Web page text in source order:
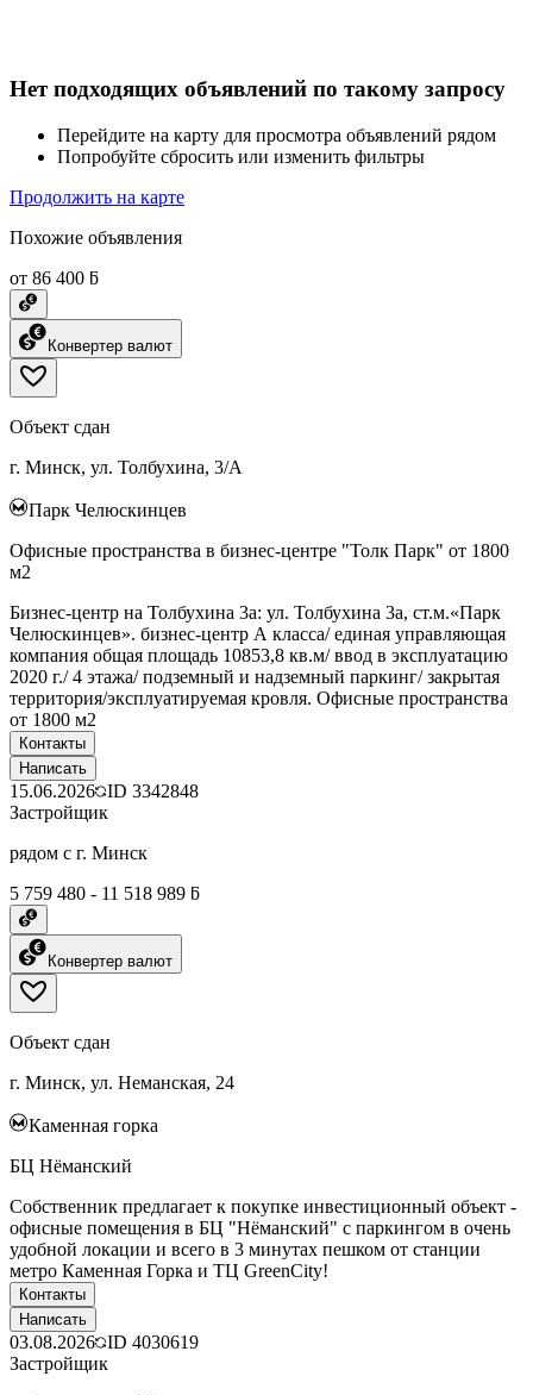
Нет подходящих объявлений по такому запросу
Перейдите на карту для просмотра объявлений рядом
Попробуйте сбросить или изменить фильтры
Продолжить на карте
Похожие объявления
от 86 400 ƃ
Конвертер валют
Объект сдан
г. Минск, ул. Толбухина, 3/А
Парк Челюскинцев
Офисные пространства в бизнес-центре "Толк Парк" от 1800
м2
Бизнес-центр на Толбухина 3а: ул. Толбухина 3а, ст.м.«Парк
Челюскинцев». бизнес-центр А класса/ единая управляющая
компания общая площадь 10853,8 кв.м/ ввод в эксплуатацию
2020 г./ 4 этажа/ подземный и надземный паркинг/ закрытая
территория/эксплуатируемая кровля. Офисные пространства
от 1800 м2
Контакты
Написать
15.06.2026 ID 3342848
Застройщик
рядом с г. Минск
5 759 480 - 11 518 989 ƃ
Конвертер валют
Объект сдан
г. Минск, ул. Неманская, 24
Каменная горка
БЦ Нёманский
Собственник предлагает к покупке инвестиционный объект -
офисные помещения в БЦ "Нёманский" с паркингом в очень
удобной локации и всего в 3 минутах пешком от станции
метро Каменная Горка и ТЦ GreenCity!
Контакты
Написать
03.08.2026 ID 4030619
Застройщик